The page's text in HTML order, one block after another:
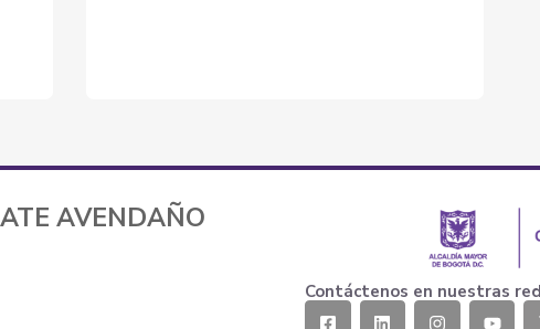
AVENDAÑO
Contáctenos en nuestras